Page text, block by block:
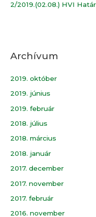
2/2019.(02.08.) HVI
Archívum
2019. október
2019. június
2019. február
2018. július
2018. március
2018. január
2017. december
2017. november
2017. február
2016. november